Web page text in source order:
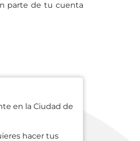
parte de tu cuenta
en la Ciudad de
hacer tus